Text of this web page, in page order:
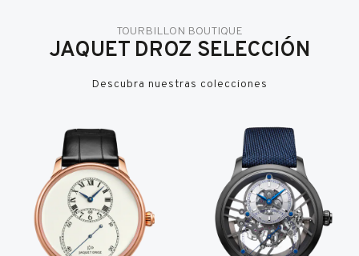
TOURBILLON BOUTIQUE
JAQUET DROZ SELECCIÓN
Descubra nuestras colecciones